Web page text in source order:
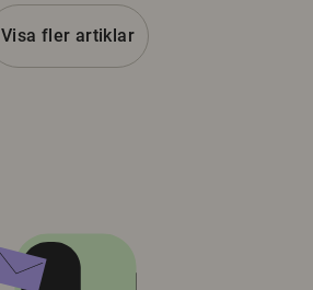
Visa fler artiklar